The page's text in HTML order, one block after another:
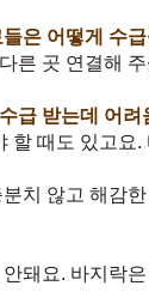
은 어떻게 수
른 곳 연결해
급 받는데 어
때도 있고요
치 않고 해감
돼요. 바지락